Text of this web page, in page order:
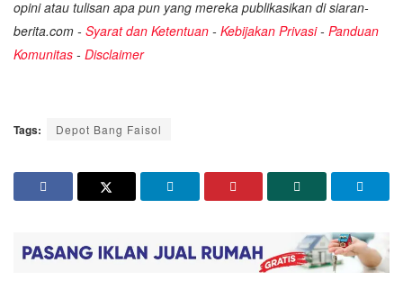
opini atau tulisan apa pun yang mereka publikasikan di siaran-
berita.com - Syarat dan Ketentuan - Kebijakan Privasi- Panduan
Komunitas - Disclaimer
Tags: Depot Bang Faisol